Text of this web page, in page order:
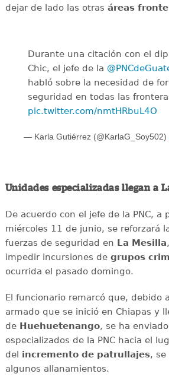
dejar de lado las otras áreas
Durante una citación con el
Chic, el jefe de la
habló sobre la necesidad de
seguridad en todas las
pic.twitter.com/nmtHRbuL4O
— Karla Gutiérrez (@KarlaG_Soy502)
Unidades especializadas llegan a
De acuerdo con el jefe de la PNC, a
miércoles 11 de junio, se reforzará
fuerzas de seguridad en La Mesilla
impedir incursiones de grupos
ocurrida el pasado domingo.
El funcionario remarcó que, debido
armado que se inició en Chiapas y
deHuehuetenango, se ha
especializados de la PNC hacia el
del incremento de patrullajes, se
algunos allanamientos.